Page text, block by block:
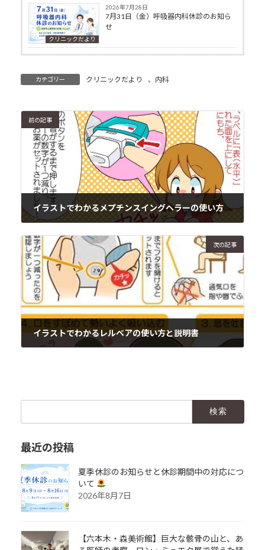
クリニックだより
2026年7月28日
7月31日（金）呼吸器内科休診のお知ら
せ
カテゴリー クリニックだより 、 内科
前の記事
イラストでわかるメプチンスイングヘラーの使い方
次の記事
イラストでわかるレルベアの使い方と説明書
最近の投稿
夏季休診のお知らせと休診期間中の対応につ
いて
2026年8月7日
【六本木・森美術館】巨大な骸骨の山と、あ